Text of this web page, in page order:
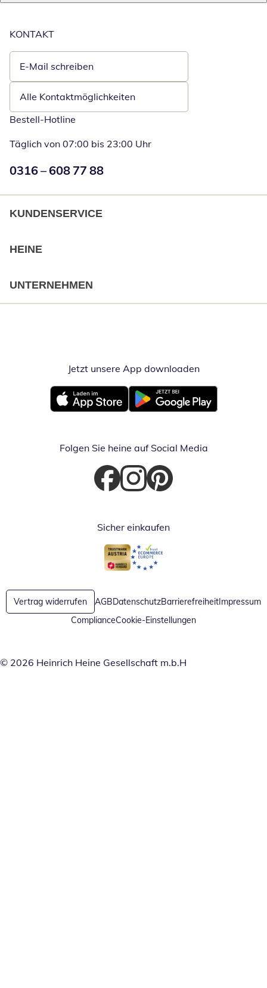
KONTAKT
E-Mail schreiben
Öffnet E-Mail-Client
Alle Kontaktmöglichkeiten
Bestell-Hotline
Täglich von 07:00 bis 23:00 Uhr
Numéro de téléphone:
0316 – 608 77 88
KUNDENSERVICE
HEINE
UNTERNEHMEN
Jetzt unsere App downloadenÖffnet in
Öffnet in neuem FensterÖffnet in neuem Fenster
Folgen Sie heine auf Social Media
Öffnet in neuem Fenster
Öffnet in neuem Fenster
Öffnet in neuem Fenster
Sicher einkaufen
Öffnet in neuem Fenster
Öffnet in neuem Fenster
Vertrag widerrufen AGBDatenschutzBarrierefreiheitImpressum
ComplianceCookie-Einstellungen
© 2026 Heinrich Heine Gesellschaft m.b.H